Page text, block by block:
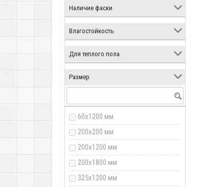
Наличие фаски
Влагостойкость
Для теплого пола
Размер
60x1200 мм
200x200 мм
200x1200 мм
200x1800 мм
325x1200 мм